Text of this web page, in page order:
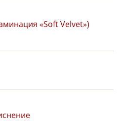
«Soft Velvet»)